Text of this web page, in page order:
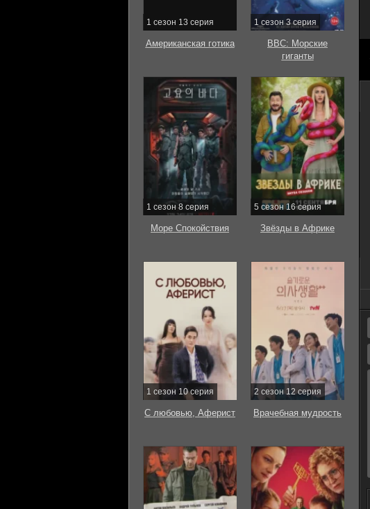
1 сезон 13 серия
Американская готика
1 сезон 3 серия
BBC: Морские
гиганты
1 сезон 8 серия
Море Спокойствия
5 сезон 16 серия
Звёзды в Африке
1 сезон 10 серия
С любовью, Аферист
2 сезон 12 серия
Врачебная мудрость